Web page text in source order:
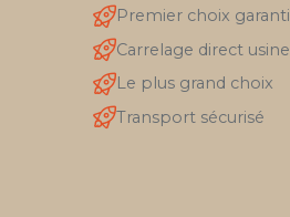
Premier choix garanti
Carrelage direct usine
Le plus grand choix
Transport sécurisé